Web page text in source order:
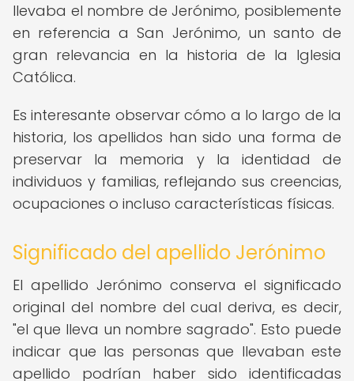
llevaba el nombre de Jerónimo, posiblemente
en referencia a San Jerónimo, un santo de
gran relevancia en la historia de la Iglesia
Católica.
Es interesante observar cómo a lo largo de la
historia, los apellidos han sido una forma de
preservar la memoria y la identidad de
individuos y familias, reflejando sus creencias,
ocupaciones o incluso características físicas.
Significado del apellido Jerónimo
El apellido Jerónimo conserva el significado
original del nombre del cual deriva, es decir,
"el que lleva un nombre sagrado". Esto puede
indicar que las personas que llevaban este
apellido podrían haber sido identificadas